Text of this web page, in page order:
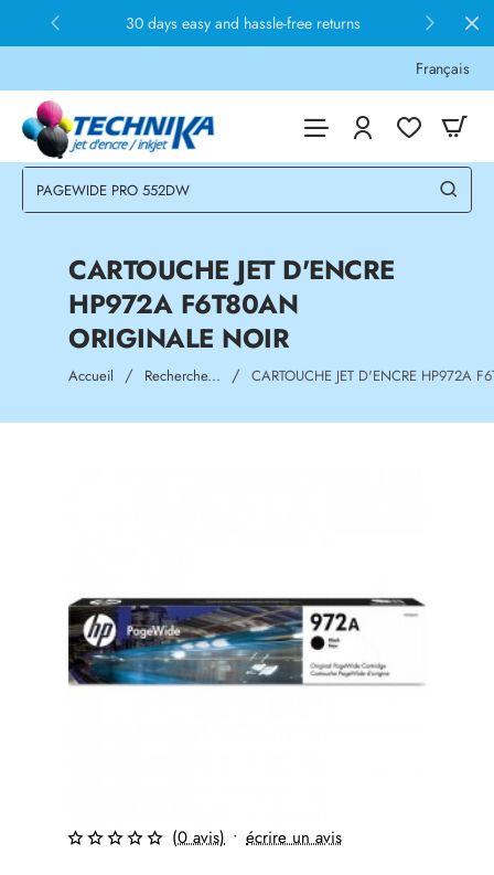
30 days easy and hassle-free returns
Français
CARTOUCHE JET D'ENCRE
HP972A F6T80AN
ORIGINALE NOIR
Accueil homeRecherche... CARTOUCHE JET D'ENCRE HP972A
(0 avis) • écrire un avis